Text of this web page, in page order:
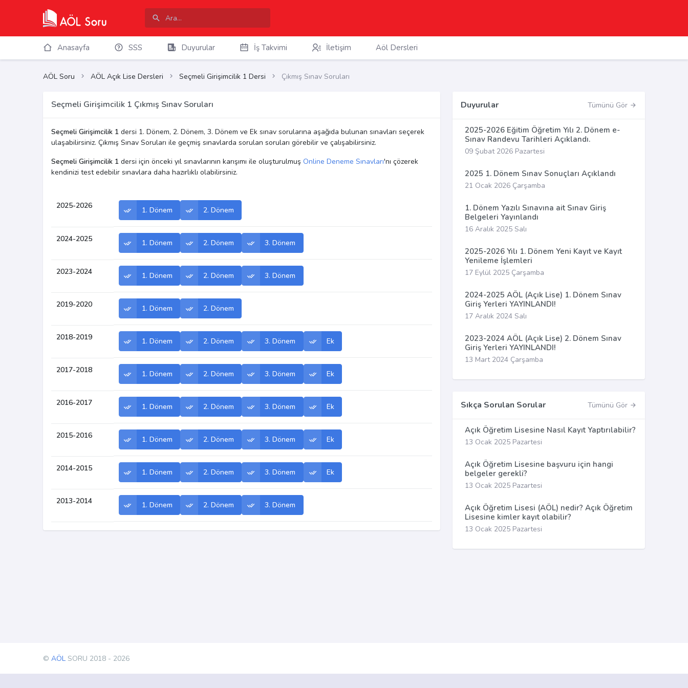
Anasayfa SSS Duyurular İş Takvimi İletişim Aöl Dersleri
AÖL Soru AÖL Açık Lise Dersleri Seçmeli Girişimcilik 1 Dersi Çıkmış Sınav Soruları
Seçmeli Girişimcilik 1 Çıkmış Sınav Soruları
Seçmeli Girişimcilik 1 dersi 1. Dönem, 2. Dönem, 3. Dönem ve Ek sınav sorularına aşağıda bulunan sınavları seçerek
ulaşabilirsiniz. Çıkmış Sınav Soruları ile geçmiş sınavlarda sorulan soruları görebilir ve çalışabilirsiniz.
Seçmeli Girişimcilik 1 dersi için önceki yıl sınavlarının karışımı ile oluşturulmuş Online Deneme Sınavları'nı çözerek
kendinizi test edebilir sınavlara daha hazırlıklı olabilirsiniz.
2025-2026 1. Dönem 2. Dönem
2024-2025 1. Dönem 2. Dönem 3. Dönem
2023-2024 1. Dönem 2. Dönem 3. Dönem
2019-2020 1. Dönem 2. Dönem
2018-2019 1. Dönem 2. Dönem 3. Dönem Ek
2017-2018 1. Dönem 2. Dönem 3. Dönem Ek
2016-2017 1. Dönem 2. Dönem 3. Dönem Ek
2015-2016 1. Dönem 2. Dönem 3. Dönem Ek
2014-2015 1. Dönem 2. Dönem 3. Dönem Ek
2013-2014 1. Dönem 2. Dönem 3. Dönem
Duyurular Tümünü Gör
2025-2026 Eğitim Öğretim Yılı 2. Dönem e-
Sınav Randevu Tarihleri Açıklandı.
09 Şubat 2026 Pazartesi
2025 1. Dönem Sınav Sonuçları Açıklandı
21 Ocak 2026 Çarşamba
1. Dönem Yazılı Sınavına ait Sınav Giriş
Belgeleri Yayınlandı
16 Aralık 2025 Salı
2025-2026 Yılı 1. Dönem Yeni Kayıt ve Kayıt
Yenileme İşlemleri
17 Eylül 2025 Çarşamba
2024-2025 AÖL (Açık Lise) 1. Dönem Sınav
Giriş Yerleri YAYINLANDI!
17 Aralık 2024 Salı
2023-2024 AÖL (Açık Lise) 2. Dönem Sınav
Giriş Yerleri YAYINLANDI!
13 Mart 2024 Çarşamba
Sıkça Sorulan Sorular Tümünü Gör
Açık Öğretim Lisesine Nasıl Kayıt Yaptırılabilir?
13 Ocak 2025 Pazartesi
Açık Öğretim Lisesine başvuru için hangi
belgeler gerekli?
13 Ocak 2025 Pazartesi
Açık Öğretim Lisesi (AÖL) nedir? Açık Öğretim
Lisesine kimler kayıt olabilir?
13 Ocak 2025 Pazartesi
© AÖL SORU 2018 - 2026